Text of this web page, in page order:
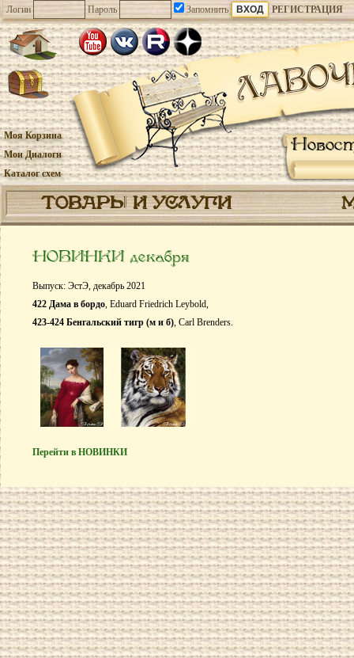
Логин Пароль Запомнить РЕГИСТРАЦИЯ
Моя Корзина
Мои Диалоги
Каталог схем
ТОВАРЫ И УСЛУГИ
НОВИНКИ декабря
Выпуск: ЭстЭ, декабрь 2021
422 Дама в бордо, Eduard Friedrich Leybold,
423-424 Бенгальский тигр (м и б), Carl Brenders.
Перейти в НОВИНКИ